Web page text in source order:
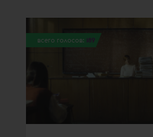
всего голосов: 189